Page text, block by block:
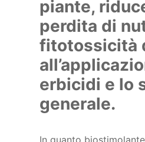
piante,
perdita di
fitotossicità
erbicidi e lo
generale.
In quanto